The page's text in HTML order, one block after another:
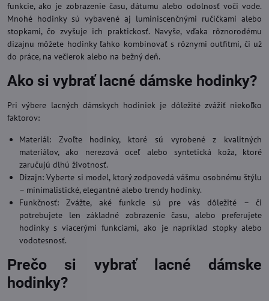
funkcie, ako je zobrazenie času, dátumu alebo odolnosť voči vode.
Mnohé hodinky sú vybavené aj luminiscenčnými ručičkami alebo
stopkami, čo zvyšuje ich praktickosť. Navyše, vďaka rôznorodému
dizajnu môžete hodinky ľahko kombinovať s rôznymi outfitmi, či už
do práce, na večierok alebo na bežný deň.
Ako si vybrať lacné dámske hodinky?
Pri výbere lacných dámskych hodiniek je dôležité zvážiť niekoľko
faktorov:
Materiál: Zvoľte hodinky, ktoré sú vyrobené z kvalitných
materiálov, ako nerezová oceľ alebo syntetická koža, ktoré
zaručujú dlhú životnosť.
Dizajn: Vyberte si model, ktorý zodpovedá vášmu osobnému štýlu
– minimalistické, elegantné alebo trendy hodinky.
Funkčnosť: Zvážte, aké funkcie sú pre vás dôležité – či
potrebujete len základné zobrazenie času, alebo preferujete
hodinky s viacerými funkciami, ako je napríklad stopky alebo
vodotesnosť.
Prečo si vybrať lacné dámske
hodinky?